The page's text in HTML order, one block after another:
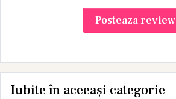
Posteaza review
Iubite în aceeași categorie